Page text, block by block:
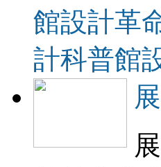
館設計革
計科普館